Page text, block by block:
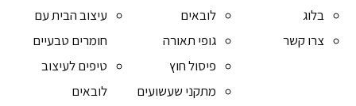
בלוג
צרו קשר
לובאים
גופי תאורה
פיסול חוץ
מתקני שעשועים
עיצוב הבית עם
חומרים טבעיים
טיפים לעיצוב
לובאים